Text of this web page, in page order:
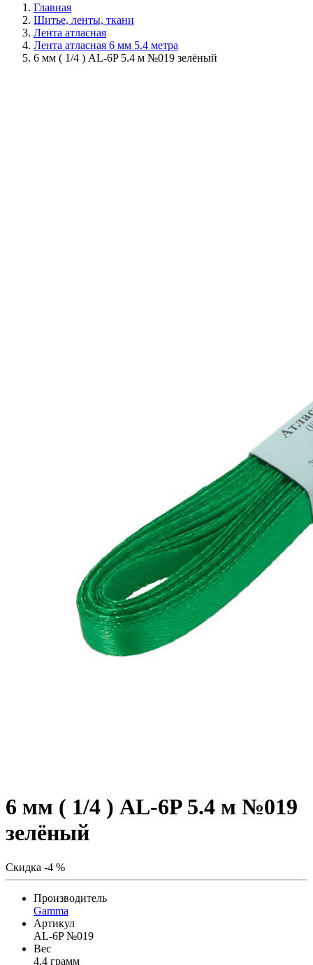
Главная
Шитье, ленты, ткани
Лента атласная
Лента атласная 6 мм 5.4 метра
6 мм ( 1/4 ) AL-6P 5.4 м №019 зелёный
6 мм ( 1/4 ) AL-6P 5.4 м №019
зелёный
Скидка -4 %
Производитель
Gamma
Артикул
AL-6P №019
Вес
4,4 грамм